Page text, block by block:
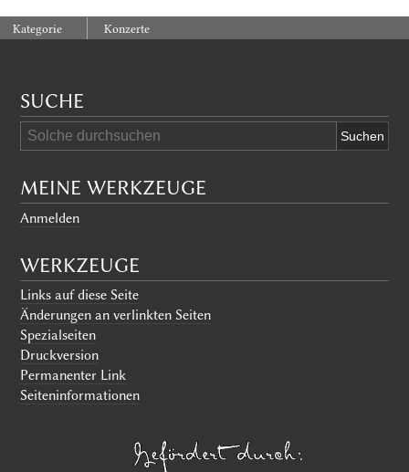
Kategorie Konzerte
SUCHE
MEINE WERKZEUGE
Anmelden
WERKZEUGE
Links auf diese Seite
Änderungen an verlinkten Seiten
Spezialseiten
Druckversion
Permanenter Link
Seiten­informationen